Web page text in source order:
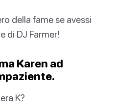
della fame se avessi
di DJ Farmer!
Karen ad
K?